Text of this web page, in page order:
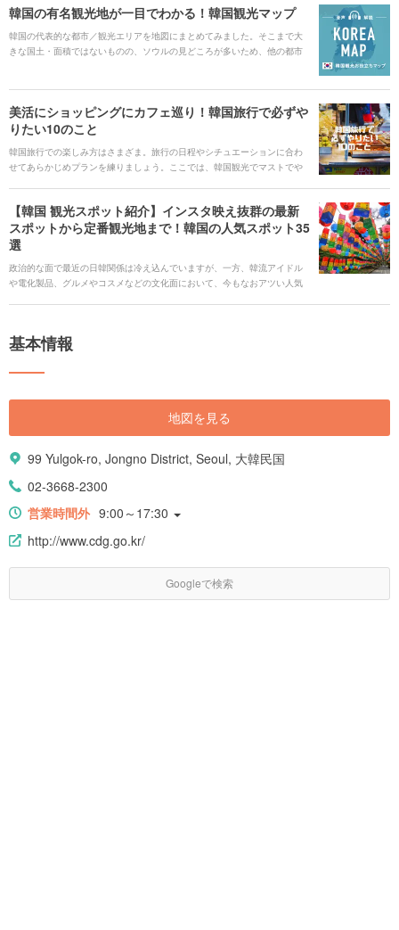
韓国の有名観光地が一目でわかる！韓国観光マップ
韓国の代表的な都市／観光エリアを地図にまとめてみました。そこまで大
きな国土・面積ではないものの、ソウルの見どころが多いため、他の都市
美活にショッピングにカフェ巡り！韓国旅行で必ずや
りたい10のこと
韓国旅行での楽しみ方はさまざま。旅行の日程やシチュエーションに合わ
せてあらかじめプランを練りましょう。ここでは、韓国観光でマストでや
【韓国 観光スポット紹介】インスタ映え抜群の最新
スポットから定番観光地まで！韓国の人気スポット35
選
政治的な面で最近の日韓関係は冷え込んでいますが、一方、韓流アイドル
や電化製品、グルメやコスメなどの文化面において、今もなおアツい人気
思わず写真に残したくなる最新インスタ映えスポットなどをご紹介しま
セスや交通機関情報、旅行をさらに楽しいものにアップデート出来るイベ
してみて下さい。
基本情報
地図を見る
99 Yulgok-ro, Jongno District, Seoul, 大韓民国
02-3668-2300
営業時間外 9:00～17:30
http://www.cdg.go.kr/
Googleで検索